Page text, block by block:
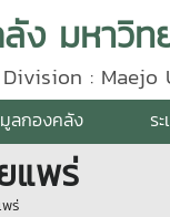
ง มหาวิท
:
ลกองคลัง ร
แพร่
พร่